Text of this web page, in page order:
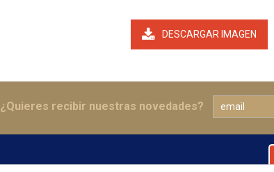
DESCARGAR IMAGEN
¿Quieres recibir nuestras novedades?